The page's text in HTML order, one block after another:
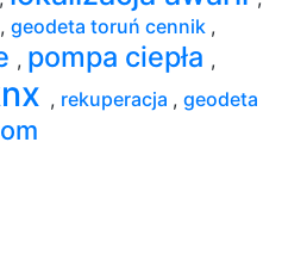
, geodeta toruń cennik ,
, pompa ciepła ,
, rekuperacja , geodeta